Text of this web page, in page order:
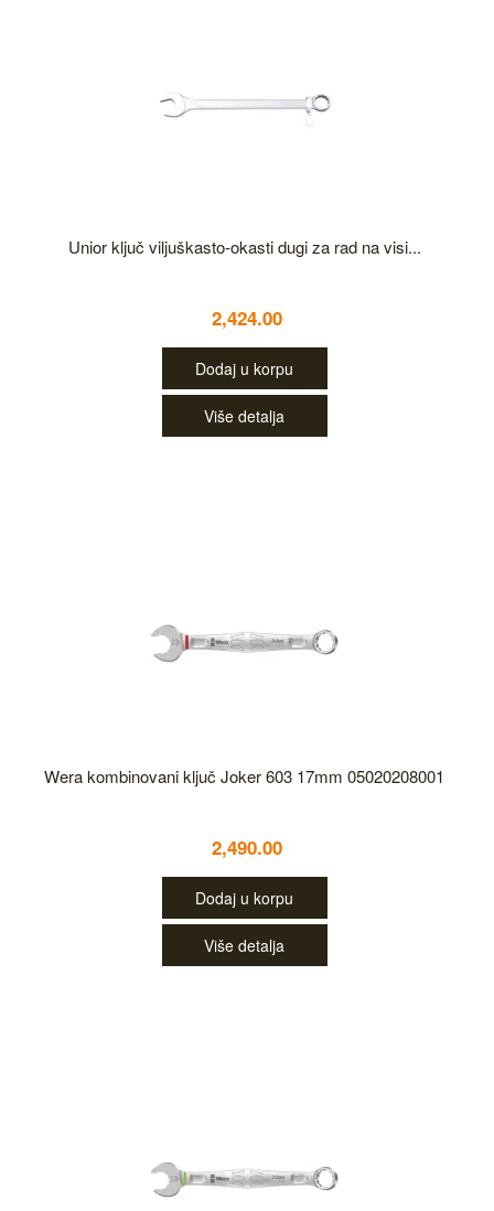
Unior ključ viljuškasto-okasti dugi za rad na visi...
2,424.00
Dodaj u korpu
Više detalja
Wera kombinovani ključ Joker 603 17mm 05020208001
2,490.00
Dodaj u korpu
Više detalja